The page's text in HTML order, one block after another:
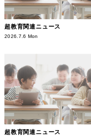
超教育関連ニュース
2026.7.6 Mon
超教育関連ニュース